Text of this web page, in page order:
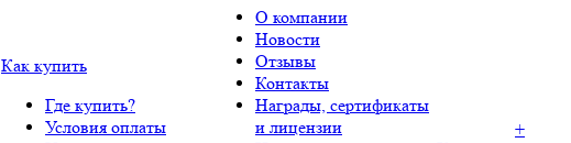
Как купить
Где купить?
Условия оплаты
О компании
Новости
Отзывы
Контакты
Награды, сертификаты
и лицензии
+